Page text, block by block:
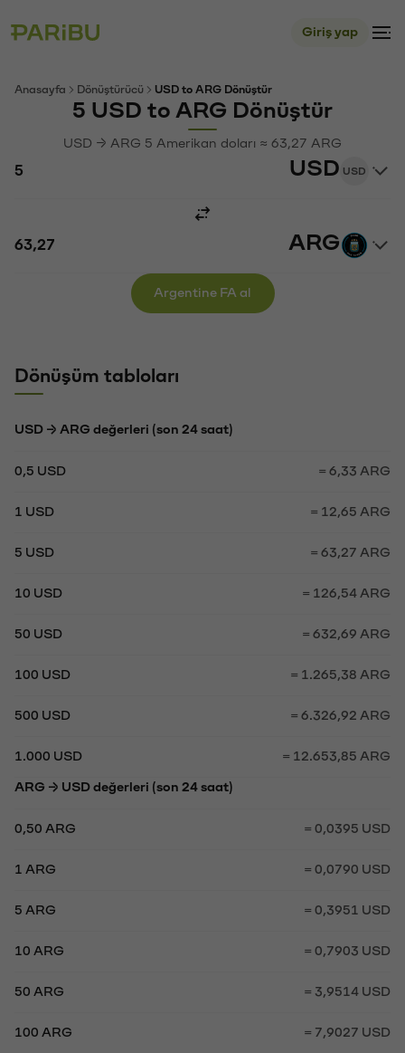
Giriş yap
Anasayfa Dönüştürücü USD to ARG Dönüştür
5 USD to ARG Dönüştür
USD → ARG 5 Amerikan doları ≈ 63,27 ARG
USD USD
ARG
Argentine FA al
Dönüşüm tabloları
USD → ARG değerleri (son 24 saat)
0,5 USD = 6,33 ARG
1 USD = 12,65 ARG
5 USD = 63,27 ARG
10 USD = 126,54 ARG
50 USD = 632,69 ARG
100 USD = 1.265,38 ARG
500 USD = 6.326,92 ARG
1.000 USD = 12.653,85 ARG
ARG → USD değerleri (son 24 saat)
0,50 ARG = 0,0395 USD
1 ARG = 0,0790 USD
5 ARG = 0,3951 USD
10 ARG = 0,7903 USD
50 ARG = 3,9514 USD
100 ARG = 7,9027 USD